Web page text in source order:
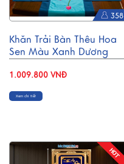
358
Khăn Trải Bàn Thêu Hoa
Sen Màu Xanh Dương
1.009.800 VNĐ
Xem chi tiết